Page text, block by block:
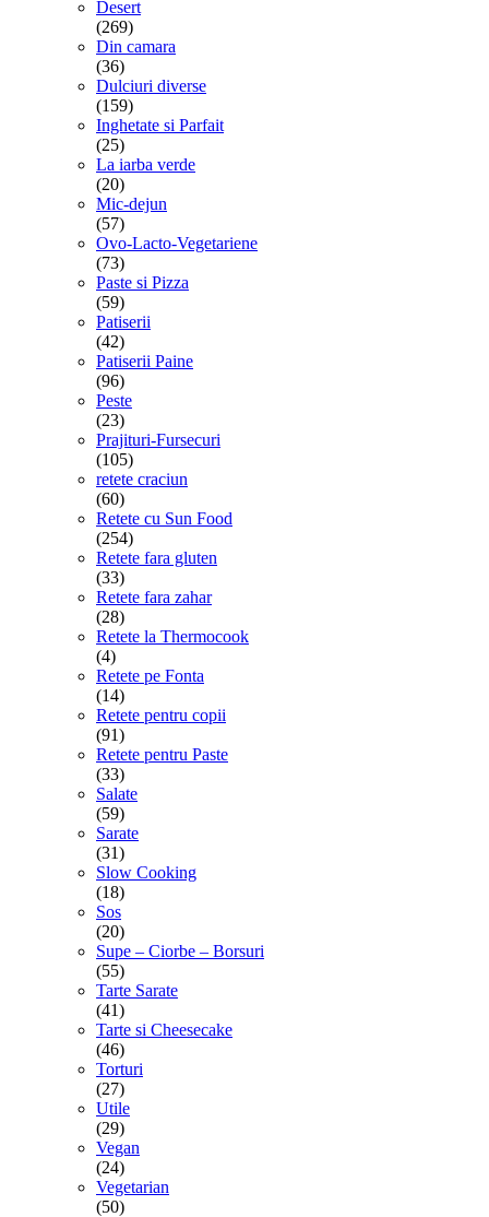
Desert
(269)
Din camara
(36)
Dulciuri diverse
(159)
Inghetate si Parfait
(25)
La iarba verde
(20)
Mic-dejun
(57)
Ovo-Lacto-Vegetariene
(73)
Paste si Pizza
(59)
Patiserii
(42)
Patiserii Paine
(96)
Peste
(23)
Prajituri-Fursecuri
(105)
retete craciun
(60)
Retete cu Sun Food
(254)
Retete fara gluten
(33)
Retete fara zahar
(28)
Retete la Thermocook
(4)
Retete pe Fonta
(14)
Retete pentru copii
(91)
Retete pentru Paste
(33)
Salate
(59)
Sarate
(31)
Slow Cooking
(18)
Sos
(20)
Supe – Ciorbe – Borsuri
(55)
Tarte Sarate
(41)
Tarte si Cheesecake
(46)
Torturi
(27)
Utile
(29)
Vegan
(24)
Vegetarian
(50)